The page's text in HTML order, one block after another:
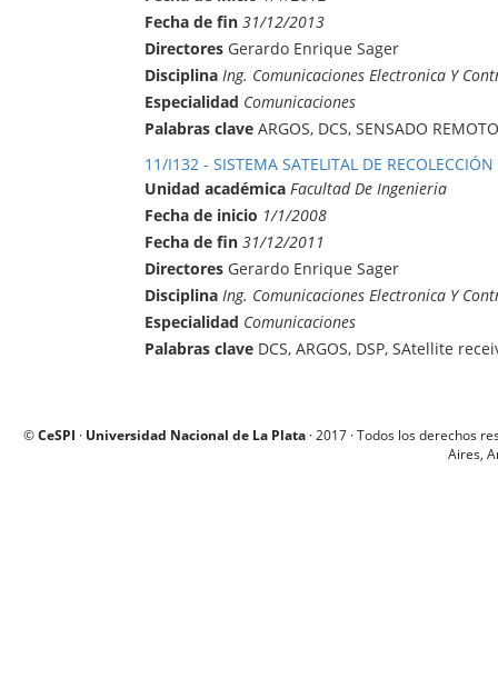
Fecha de fin 31/12/2013
Directores Gerardo Enrique Sager
Disciplina Ing. Comunicaciones Electronica Y
Especialidad Comunicaciones
Palabras clave ARGOS, DCS, SENSADO
11/I132 - SISTEMA SATELITAL DE
Unidad académica Facultad De Ingenieria
Fecha de inicio 1/1/2008
Fecha de fin 31/12/2011
Directores Gerardo Enrique Sager
Disciplina Ing. Comunicaciones Electronica Y
Especialidad Comunicaciones
Palabras clave DCS, ARGOS, DSP, SAtellite
©CeSPI · Universidad Nacional de La Plata · 2017 · Todos los derechos
Aires,